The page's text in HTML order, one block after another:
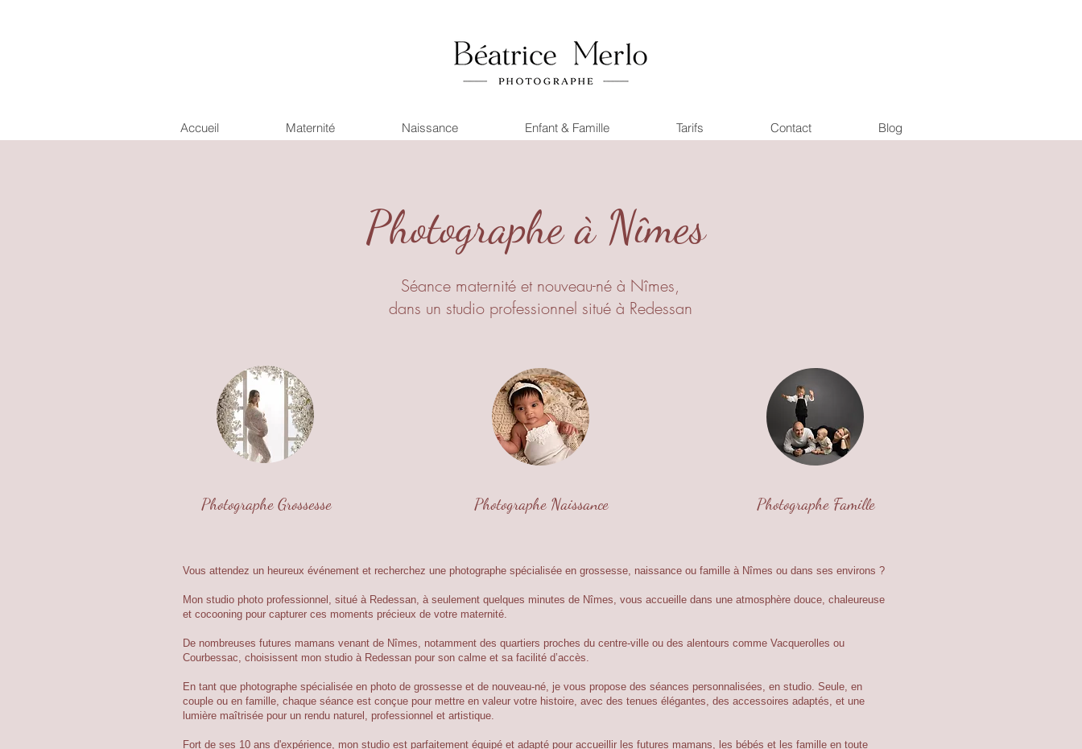
Accueil Maternité Naissance Enfant & Famille Tarifs Contact Blog
Photographe à Nîmes
Séance maternité et nouveau-né à Nîmes,
dans un studio professionnel situé à Redessan
Photographe Grossesse Photographe Naissance Photographe Famille
Vous attendez un heureux événement et recherchez une photographe spécialisée en grossesse, naissance ou famille à Nîmes ou dans ses environs ?
Mon studio photo professionnel, situé à Redessan, à seulement quelques minutes de Nîmes, vous accueille dans une atmosphère douce, chaleureuse
et cocooning pour capturer ces moments précieux de votre maternité.
De nombreuses futures mamans venant de Nîmes, notamment des quartiers proches du centre-ville ou des alentours comme Vacquerolles ou
Courbessac, choisissent mon studio à Redessan pour son calme et sa facilité d’accès.
En tant que photographe spécialisée en photo de grossesse et de nouveau-né, je vous propose des séances personnalisées, en studio. Seule, en
couple ou en famille, chaque séance est conçue pour mettre en valeur votre histoire, avec des tenues élégantes, des accessoires adaptés, et une
lumière maîtrisée pour un rendu naturel, professionnel et artistique.
Fort de ses 10 ans d'expérience, mon studio est parfaitement équipé et adapté pour accueillir les futures mamans, les bébés et les famille en toute